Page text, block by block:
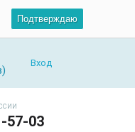
Подтверждаю
Вход
57-03